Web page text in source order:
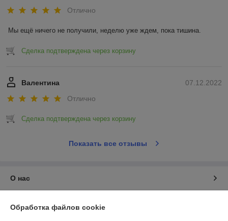
Отлично
Мы ещё ничего не получили, неделю уже ждем, пока тишина.
Сделка подтверждена через корзину
07.12.2022
Валентина
Отлично
Сделка подтверждена через корзину
Показать все отзывы
О нас
Обработка файлов cookie